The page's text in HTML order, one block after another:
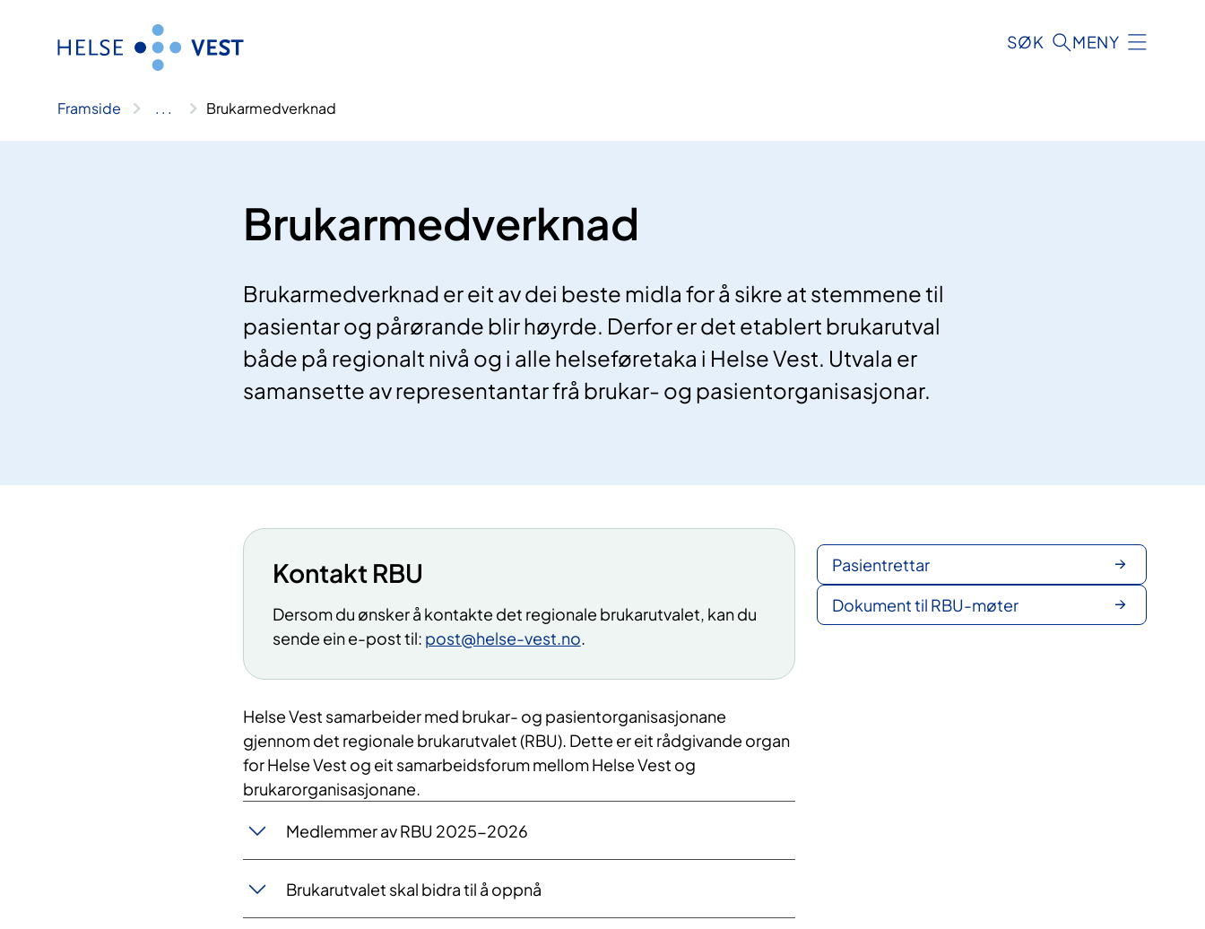
SØK MENY
Framside .. . Brukarmedverknad
Brukarmedverknad
Brukarmedverknad er eit av dei beste midla for å sikre at stemmene til
pasientar og pårørande blir høyrde. Derfor er det etablert brukarutval
både på regionalt nivå og i alle helseføretaka i Helse Vest. Utvala er
samansette av representantar frå brukar- og pasientorganisasjonar.
Kontakt RBU
Dersom du ønsker å kontakte det regionale brukarutvalet, kan du
sende ein e-post til: post@helse-vest.no.
Helse Vest samarbeider med brukar- og pasientorganisasjonane
gjennom det regionale brukarutvalet (RBU). Dette er eit rådgivande organ
for Helse Vest og eit samarbeidsforum mellom Helse Vest og
brukarorganisasjonane.
Medlemmer av RBU 2025-2026
Brukarutvalet skal bidra til å oppnå
Pasientrettar
Dokument til RBU-møter